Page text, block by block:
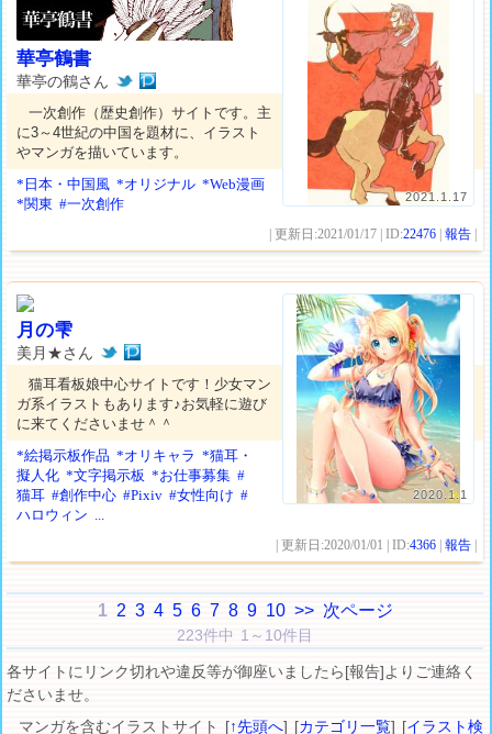
2021.1.17
華亭鶴書
華亭の鶴さん
一次創作（歴史創作）サイトです。主
に3～4世紀の中国を題材に、イラスト
やマンガを描いています。
*日本・中国風 *オリジナル *Web漫画
*関東 #一次創作
| 更新日:2021/01/17 | ID:22476 |報告
2020.1.1
月の雫
美月★さん
猫耳看板娘中心サイトです！少女マン
ガ系イラストもあります♪お気軽に遊び
に来てくださいませ＾＾
*絵掲示板作品 *オリキャラ *猫耳・
擬人化 *文字掲示板 *お仕事募集 #
猫耳 #創作中心 #Pixiv #女性向け #
ハロウィン ...
| 更新日:2020/01/01 | ID:4366 |報告
1 2 3 4 5 6 7 8 9 10 >> 次ページ
223件中 1～10件目
各サイトにリンク切れや違反等が御座いましたら[報告]よりご連絡く
ださいませ。
マンガを含むイラストサイト [↑先頭へ] [カテゴリ一覧] [イラスト検